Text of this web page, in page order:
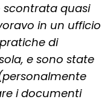
scontrata quasi
in un ufficio
di
e sono state
i documenti